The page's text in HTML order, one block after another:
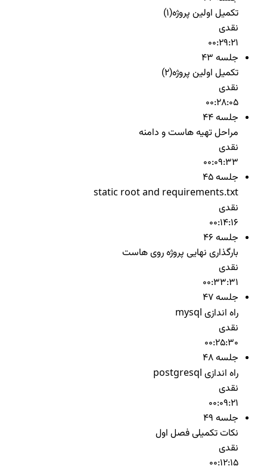
تکمیل اولین پروژه(1)
نقدی
00:29:21
جلسه 43
تکمیل اولین پروژه(2)
نقدی
00:28:05
جلسه 44
مراحل تهیه هاست و دامنه
نقدی
00:09:33
جلسه 45
static root and requirements.txt
نقدی
00:14:16
جلسه 46
بارگذاری نهایی پروژه روی هاست
نقدی
00:33:31
جلسه 47
راه اندازی mysql
نقدی
00:25:30
جلسه 48
راه اندازی postgresql
نقدی
00:09:21
جلسه 49
نکات تکمیلی فصل اول
نقدی
00:12:15